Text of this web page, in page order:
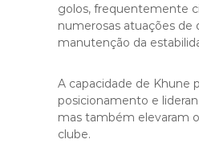
golos, frequentemente
numerosas atuações
manutenção da
A capacidade de Khune
posicionamento e
mas também elevaram
clube.